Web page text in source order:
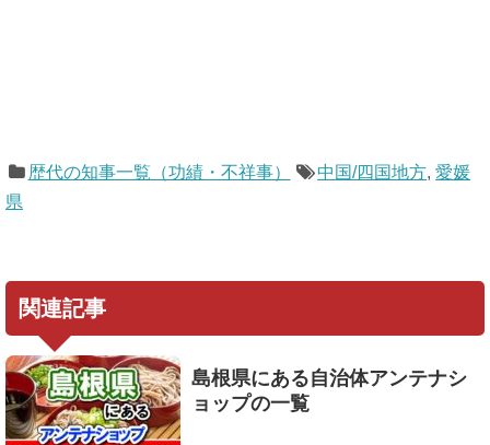
歴代の知事一覧（功績・不祥事） 中国/四国地方,愛媛
県
関連記事
島根県にある自治体アンテナシ
ョップの一覧